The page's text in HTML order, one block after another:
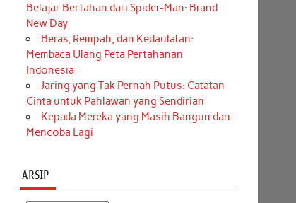
Belajar Bertahan dari Spider-Man: Brand
New Day
Beras, Rempah, dan Kedaulatan:
Membaca Ulang Peta Pertahanan
Indonesia
Jaring yang Tak Pernah Putus: Catatan
Cinta untuk Pahlawan yang Sendirian
Kepada Mereka yang Masih Bangun dan
Mencoba Lagi
ARSIP